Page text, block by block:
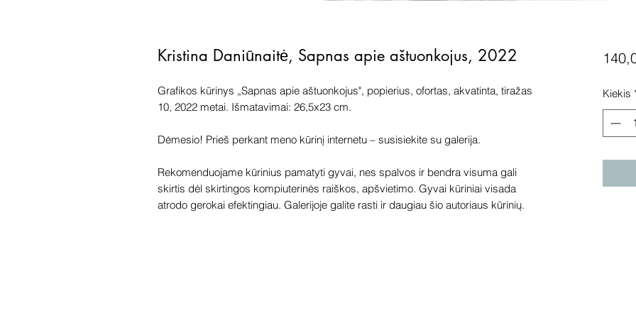
Kristina Daniūnaitė, Sapnas apie aštuonkojus, 2022
Grafikos kūrinys „Sapnas apie aštuonkojus", popierius, ofortas, akvatinta, tiražas
10, 2022 metai. Išmatavimai: 26,5x23 cm.
Dėmesio! Prieš perkant meno kūrinį internetu – susisiekite su galerija.
Rekomenduojame kūrinius pamatyti gyvai, nes spalvos ir bendra visuma gali
skirtis dėl skirtingos kompiuterinės raiškos, apšvietimo. Gyvai kūriniai visada
atrodo gerokai efektingiau. Galerijoje galite rasti ir daugiau šio autoriaus kūrinių.
Kiekis